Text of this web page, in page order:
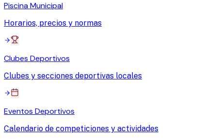
Piscina Municipal
Horarios, precios y normas
Clubes Deportivos
Clubes y secciones deportivas locales
Eventos Deportivos
Calendario de competiciones y actividades